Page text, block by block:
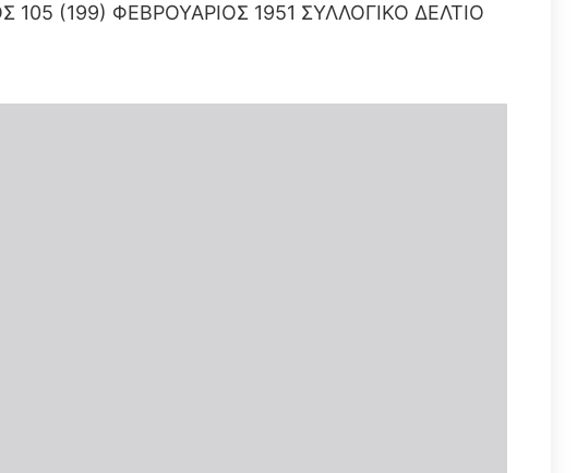
105 (199) ΦΕΒΡΟΥΑΡΙΟΣ 1951 ΣΥΛΛΟΓΙΚΟ ΔΕΛΤΙΟ